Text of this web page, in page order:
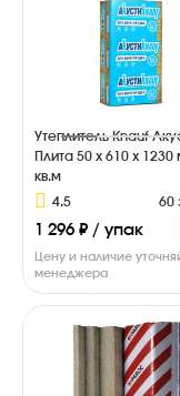
Утеплитель Knauf
Плита 50 х 610 х
кв.м
4.5
60
1 296 ₽ / упак
Цену и наличие
менеджера